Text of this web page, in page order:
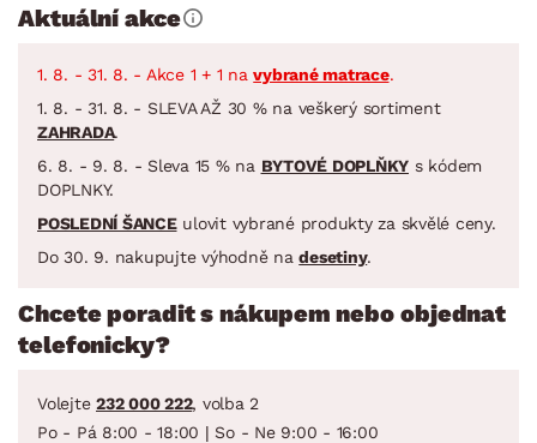
Aktuální akce
1. 8. - 31. 8. - Akce 1 + 1 navybrané matrace.
1. 8. - 31. 8. - SLEVA AŽ 30 % na veškerý sortiment
ZAHRADA.
6. 8. - 9. 8. - Sleva 15 % na BYTOVÉ DOPLŇKY s kódem
DOPLNKY.
POSLEDNÍ ŠANCEulovit vybrané produkty za skvělé ceny.
Do 30. 9. nakupujte výhodně nadesetiny.
Chcete poradit s nákupem nebo objednat
telefonicky?
Volejte 232 000 222, volba 2
Po - Pá 8:00 - 18:00 | So - Ne 9:00 - 16:00